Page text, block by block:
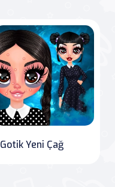
Gotik Yeni Çağ